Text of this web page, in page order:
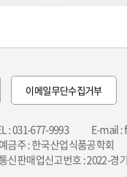
이메일무단수집거부
: 031-677-9993 E-mail :
예금주 : 한국산업식품공학회
신판매업신고번호 : 2022-경